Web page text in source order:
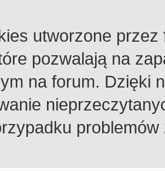
utworzone
pozwalają na
na forum. Dzięki